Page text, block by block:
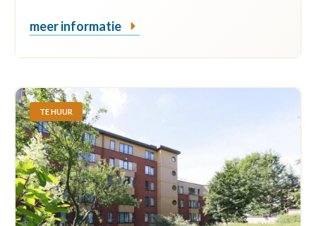
meer informatie
TE HUUR